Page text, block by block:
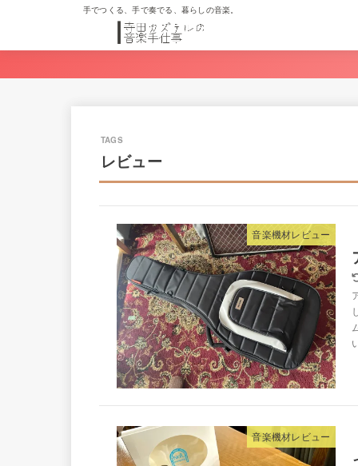
手でつくる、手で奏でる、暮らしの音楽。
レビュー
音楽機材レビュー
音楽機材レビュー